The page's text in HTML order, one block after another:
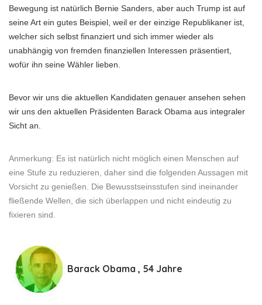
Bewegung ist natürlich Bernie Sanders, aber auch Trump ist auf
seine Art ein gutes Beispiel, weil er der einzige Republikaner ist,
welcher sich selbst finanziert und sich immer wieder als
unabhängig von fremden finanziellen Interessen präsentiert,
wofür ihn seine Wähler lieben.
Bevor wir uns die aktuellen Kandidaten genauer ansehen sehen
wir uns den aktuellen Präsidenten Barack Obama aus integraler
Sicht an.
Anmerkung: Es ist natürlich nicht möglich einen Menschen auf
eine Stufe zu reduzieren, daher sind die folgenden Aussagen mit
Vorsicht zu genießen. Die Bewusstseinsstufen sind ineinander
fließende Wellen, die sich überlappen und nicht eindeutig zu
fixieren sind.
Barack Obama , 54 Jahre